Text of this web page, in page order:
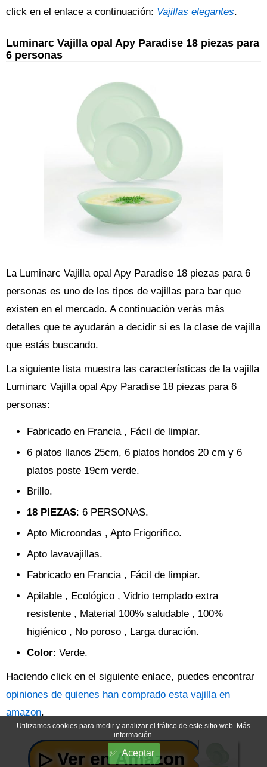
click en el enlace a continuación: Vajillas elegantes.
Luminarc Vajilla opal Apy Paradise 18 piezas para
6 personas
La Luminarc Vajilla opal Apy Paradise 18 piezas para 6
personas es uno de los tipos de vajillas para bar que
existen en el mercado. A continuación verás más
detalles que te ayudarán a decidir si es la clase de vajilla
que estás buscando.
La siguiente lista muestra las características de la vajilla
Luminarc Vajilla opal Apy Paradise 18 piezas para 6
personas:
Fabricado en Francia , Fácil de limpiar.
6 platos llanos 25cm, 6 platos hondos 20 cm y 6
platos poste 19cm verde.
Brillo.
18 PIEZAS: 6 PERSONAS.
Apto Microondas , Apto Frigorífico.
Apto lavavajillas.
Fabricado en Francia , Fácil de limpiar.
Apilable , Ecológico , Vidrio templado extra
resistente , Material 100% saludable , 100%
higiénico , No poroso , Larga duración.
Color: Verde.
Haciendo click en el siguiente enlace, puedes encontrar
opiniones de quienes han comprado esta vajilla en
amazon.
Utilizamos cookies para medir y analizar el tráfico de este sitio web. Más
información.
Aceptar